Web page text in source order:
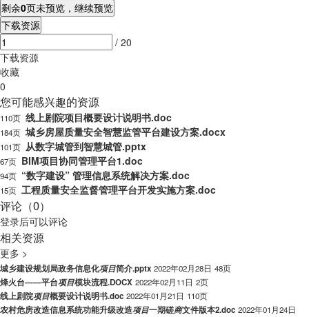
剩余0页未预览，继续预览
下载资源
/ 20
下载资源
收藏
0
您可能感兴趣的资源
110页 线上剧院项目概要设计说明书.doc
184页 城乡房屋质量安全智慧监管平台建设方案.docx
101页 从数字城管到智慧城管.pptx
67页 BIM项目协同管理平台1.doc
94页 “数字建设” 管理信息系统解决方案.doc
15页 工程质量安全监督管理平台开发实施方案.doc
评论（0）
登录后可以评论
相关资源
更多 >
城乡建设规划局政务信息化项目简介.pptx 2022年02月28日 48页
烽火台——平台项目模块流程.DOCX 2022年02月11日 2页
线上剧院项目概要设计说明书.doc 2022年01月21日 110页
农村危房改造信息系统功能升级改造项目一期磋商文件版本2.doc 2022年01月24日